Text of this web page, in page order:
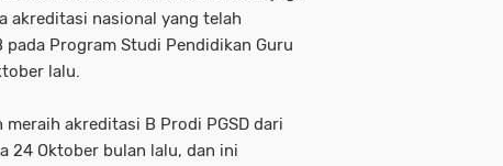
akreditasi nasional yang telah
Program Studi Pendidikan Guru
lalu.
akreditasi B Prodi PGSD dari
24 Oktober bulan lalu, dan ini